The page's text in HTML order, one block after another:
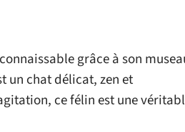
grâce à son
un chat délicat, zen et
ce félin est une